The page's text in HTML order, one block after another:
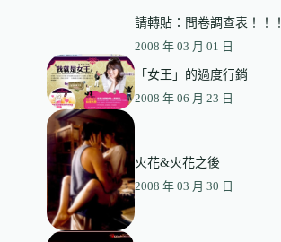
請轉貼：問卷調查表！！！
2008 年 03 月 01 日
「女王」的過度行銷
2008 年 06 月 23 日
火花&火花之後
2008 年 03 月 30 日